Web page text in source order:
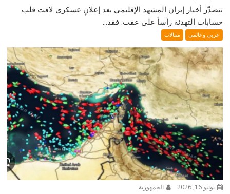
تتصدّر أخبار إيران المشهد الإقليمي بعد إعلانٍ عسكري لافت قلب
حسابات التهدئة رأساً على عقب. فقد...
عربي وعالمي مقالات
يونيو 16, 2026 الجمهورية